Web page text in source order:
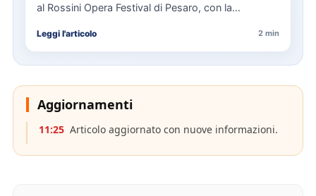
al Rossini Opera Festival di Pesaro, con la
Leggi l'articolo 2 min
Aggiornamenti
11:25 Articolo aggiornato con nuove informazioni.